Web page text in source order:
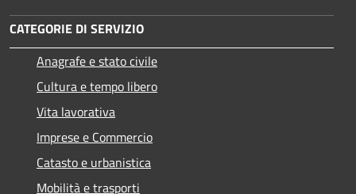
CATEGORIE DI SERVIZIO
Anagrafe e stato civile
Cultura e tempo libero
Vita lavorativa
Imprese e Commercio
Catasto e urbanistica
Mobilità e trasporti